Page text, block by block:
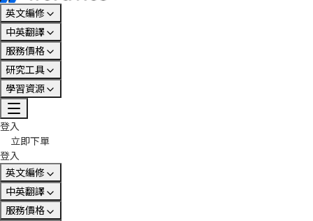
英文編修
中英翻譯
服務價格
研究工具
學習資源
登入
立即下單
登入
英文編修
中英翻譯
服務價格